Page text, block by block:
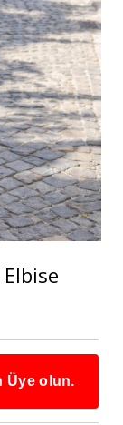
Üye olun.